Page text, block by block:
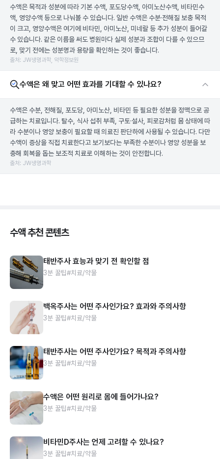
수액은 목적과 성분에 따라 기본 수액, 포도당수액, 아미노산수액, 비타민수
액, 영양수액 등으로 나눠볼 수 있습니다. 일반 수액은 수분·전해질 보충 목적
이 크고, 영양수액은 여기에 비타민, 아미노산, 미네랄 등 추가 성분이 들어갈
수 있습니다. 같은 이름을 써도 병원마다 실제 성분과 조합이 다를 수 있으므
로, 맞기 전에는 성분명과 용량을 확인하는 것이 좋습니다.
출처: JW생명과학, 약학정보원
수액은 왜 맞고 어떤 효과를 기대할 수 있나요?
수액은 수분, 전해질, 포도당, 아미노산, 비타민 등 필요한 성분을 정맥으로 공
급하는 치료입니다. 탈수, 식사 섭취 부족, 구토·설사, 피로감처럼 몸 상태에 따
라 수분이나 영양 보충이 필요할 때 의료진 판단하에 사용될 수 있습니다. 다만
수액이 증상을 직접 치료한다고 보기보다는 부족한 수분이나 영양 성분을 보
충해 회복을 돕는 보조적 치료로 이해하는 것이 안전합니다.
출처: JW생명과학
수액 추천 콘텐츠
태반주사 효능과 맞기 전 확인할 점
3분 꿀팁#치료/약물
백옥주사는 어떤 주사인가요? 효과와 주의사항
3분 꿀팁#치료/약물
태반주사는 어떤 주사인가요? 목적과 주의사항
3분 꿀팁#치료/약물
수액은 어떤 원리로 몸에 들어가나요?
3분 꿀팁#치료/약물
비타민D주사는 언제 고려할 수 있나요?
3분 꿀팁#치료/약물